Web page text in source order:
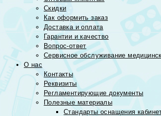
Скидки
Как оформить заказ
Доставка и оплата
Гарантии и качество
Вопрос-ответ
Сервисное обслуживание
О нас
Контакты
Реквизиты
Регламентирующие документы
Полезные материалы
Стандарты оснащения